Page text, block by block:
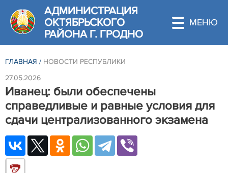
АДМИНИСТРАЦИЯ
ОКТЯБРЬСКОГО
РАЙОНА Г. ГРОДНО
ГЛАВНАЯ / НОВОСТИ РЕСПУБЛИКИ
27.05.2026
Иванец: были обеспечены
справедливые и равные условия для
сдачи централизованного экзамена